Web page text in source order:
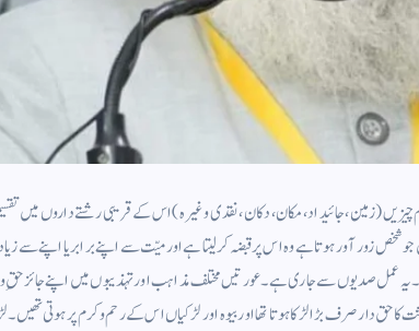
(زمین ، جائیداد ، مکان ، دکان ، نقدی وغیرہ) اس کے قریبی رشتے داروں میں
شخص زور آور ہوتا ہے وہ اس پر قبضہ کرلیتا ہے اور میّت سے اپنے برابر یا اپنے سے
۔ یہ عمل صدیوں سے جاری ہے ۔ عورتیں مختلف مذاہب اور تہذیبوں میں اپنے جائز
کا حق دار صرف بڑا لڑکا ہوتا تھا اور بیوہ اور لڑکیاں اس کے رحم و کرم پر ہوتی تھیں ۔